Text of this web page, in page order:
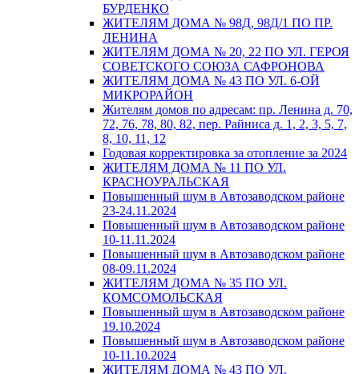
БУРДЕНКО
ЖИТЕЛЯМ ДОМА № 98Д, 98Д/1 ПО ПР.
ЛЕНИНА
ЖИТЕЛЯМ ДОМА № 20, 22 ПО УЛ. ГЕРОЯ
СОВЕТСКОГО СОЮЗА САФРОНОВА
ЖИТЕЛЯМ ДОМА № 43 ПО УЛ. 6-ОЙ
МИКРОРАЙОН
Жителям домов по адресам: пр. Ленина д. 70,
72, 76, 78, 80, 82, пер. Райниса д. 1, 2, 3, 5, 7,
8, 10, 11, 12
Годовая корректировка за отопление за 2024
ЖИТЕЛЯМ ДОМА № 11 ПО УЛ.
КРАСНОУРАЛЬСКАЯ
Повышенный шум в Автозаводском районе
23-24.11.2024
Повышенный шум в Автозаводском районе
10-11.11.2024
Повышенный шум в Автозаводском районе
08-09.11.2024
ЖИТЕЛЯМ ДОМА № 35 ПО УЛ.
КОМСОМОЛЬСКАЯ
Повышенный шум в Автозаводском районе
19.10.2024
Повышенный шум в Автозаводском районе
10-11.10.2024
ЖИТЕЛЯМ ДОМА № 43 ПО УЛ.